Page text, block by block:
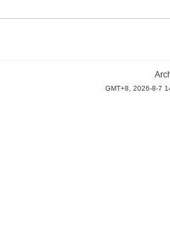
GMT+8, 2026-8-7